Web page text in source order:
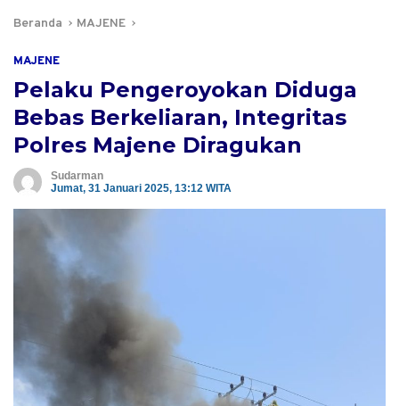
Beranda MAJENE
MAJENE
Pelaku Pengeroyokan Diduga
Bebas Berkeliaran, Integritas
Polres Majene Diragukan
Sudarman
Jumat, 31 Januari 2025, 13:12 WITA